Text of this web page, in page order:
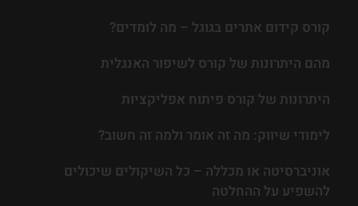
קורס קידום אתרים בגוגל – מה לומדים?
מהם היתרונות של קורס לשיפור האנגלית
היתרונות של קורס פיתוח אפליקציות
לימודי שיווק: מה זה אומר ולמה זה חשוב?
אוניברסיטה או מכללה – כל השיקולים שיכולים
להשפיע על ההחלטה